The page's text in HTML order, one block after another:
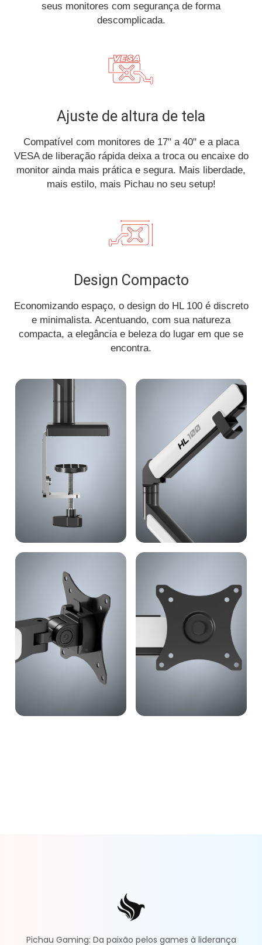
seus monitores com segurança de forma
descomplicada.
Ajuste de altura de tela
Compatível com monitores de 17" a 40" e a placa
VESA de liberação rápida deixa a troca ou encaixe do
monitor ainda mais prática e segura. Mais liberdade,
mais estilo, mais Pichau no seu setup!
Design Compacto
Economizando espaço, o design do HL 100 é discreto
e minimalista. Acentuando, com sua natureza
compacta, a elegância e beleza do lugar em que se
encontra.
Pichau Gaming: Da paixão pelos games à liderança